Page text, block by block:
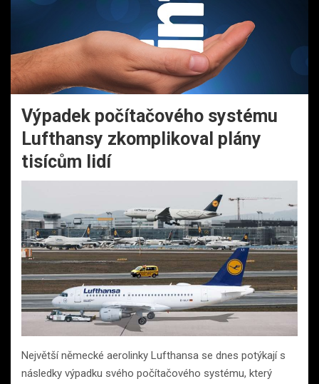
Výpadek počítačového systému
Lufthansy zkomplikoval plány
tisícům lidí
Největší německé aerolinky Lufthansa se dnes potýkají s
následky výpadku svého počítačového systému, který